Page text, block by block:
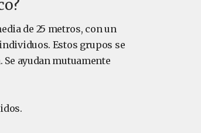
de 25 metros, con un
Estos grupos se
ayudan mutuamente